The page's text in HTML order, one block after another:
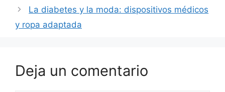
La diabetes y la moda: dispositivos médicos
y ropa adaptada
Deja un comentario